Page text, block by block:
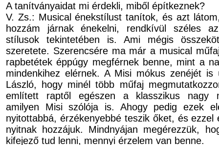
A tanítványaidat mi érdekli, miből építkeznek?
V. Zs.: Musical énekstílust tanítok, és azt
hozzám járnak énekelni, rendkívül széles
stílusok tekintetében is. Ami mégis
szeretete. Szerencsére ma már a musical
rapbetétek éppúgy megférnek benne, mint a
mindenkihez elérnek. A Misi mókus zenéjét
László, hogy minél több műfaj
említett raptől egészen a klasszikus nagy
amilyen Misi szólója is. Ahogy pedig ezek
nyitottabbá, érzékenyebbé teszik őket, és ezzel
nyitnak hozzájuk. Mindnyájan megérezzük,
kifejező tud lenni, mennyi érzelem van benne.